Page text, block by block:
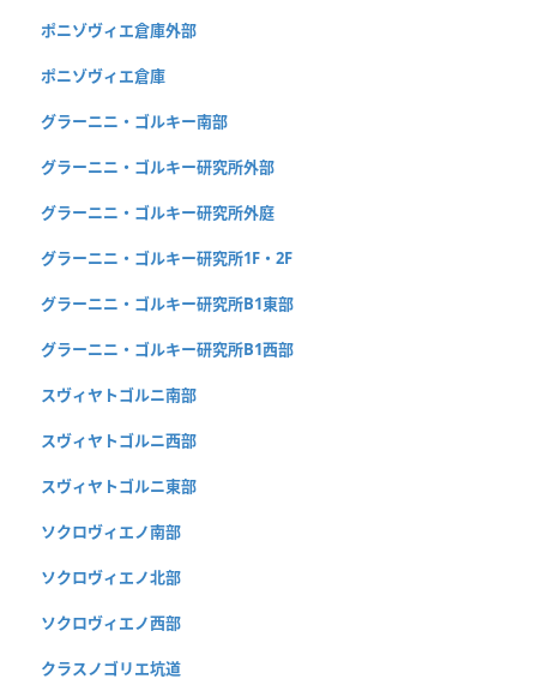
ポニゾヴィエ倉庫外部
ポニゾヴィエ倉庫
グラーニニ・ゴルキー南部
グラーニニ・ゴルキー研究所外部
グラーニニ・ゴルキー研究所外庭
グラーニニ・ゴルキー研究所1F・2F
グラーニニ・ゴルキー研究所B1東部
グラーニニ・ゴルキー研究所B1西部
スヴィヤトゴルニ南部
スヴィヤトゴルニ西部
スヴィヤトゴルニ東部
ソクロヴィエノ南部
ソクロヴィエノ北部
ソクロヴィエノ西部
クラスノゴリエ坑道